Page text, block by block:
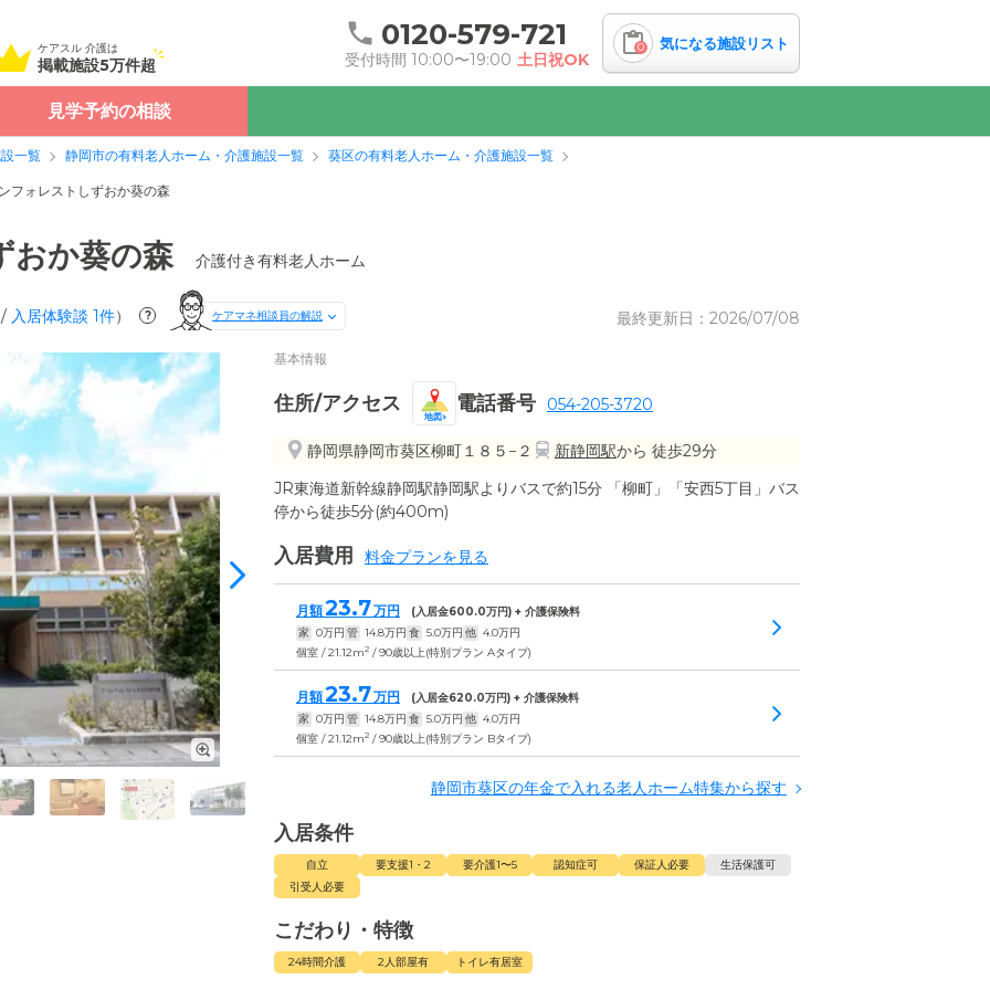
ケアスル 介護は
掲載施設5万件超
0120-579-721
受付時間 10:00〜19:00 土日祝OK
0 気になる施設リスト
見学予約の相談
一覧 静岡市の有料老人ホーム・介護施設一覧 葵区の有料老人ホーム・介護施設一覧
フォレストしずおか葵の森
おか葵の森 介護付き有料老人ホーム
入居体験談 1件） ? ケアマネ相談員の解説 最終更新日：2026/07/08
基本情報
住所/アクセス
地図
電話番号 054-205-3720
静岡県静岡市葵区柳町１８５−２ 新静岡駅から 徒歩29分
JR東海道新幹線静岡駅静岡駅よりバスで約15分 「柳町」「安西5丁目」バス
停から徒歩5分(約400m)
入居費用 料金プランを見る
月額23.7万円 (入居金600.0万円) + 介護保険料
家 0万円 管 14.8万円 食 5.0万円 他 4.0万円
個室 / 21.12m2 / 90歳以上(特別プラン Aタイプ)
月額23.7万円 (入居金620.0万円) + 介護保険料
家 0万円 管 14.8万円 食 5.0万円 他 4.0万円
個室 / 21.12m2 / 90歳以上(特別プラン Bタイプ)
静岡市葵区の年金で入れる老人ホーム特集から探す
入居条件
自立 要支援1・2 要介護1〜5 認知症可 保証人必要
生活保護可
引受人必要
こだわり・特徴
24時間介護 2人部屋有 トイレ有居室